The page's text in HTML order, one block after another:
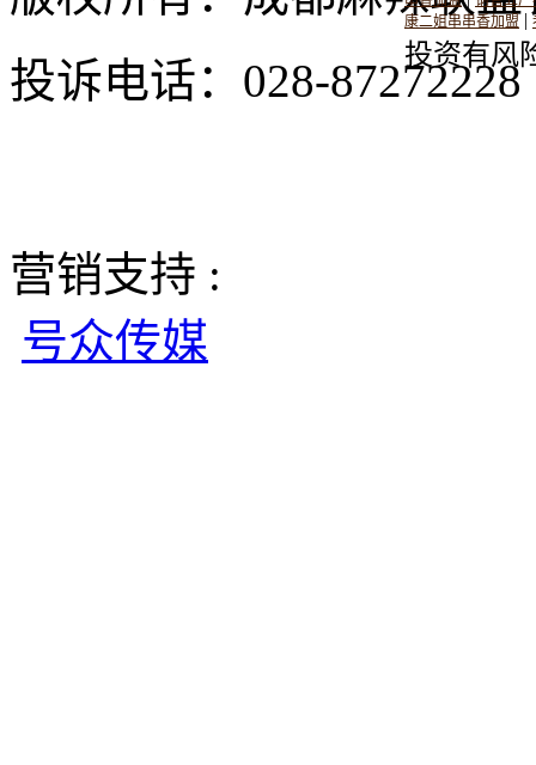
康二姐串串香加盟|
投资有风
投诉电话：028-
营销支持 :
号众传媒